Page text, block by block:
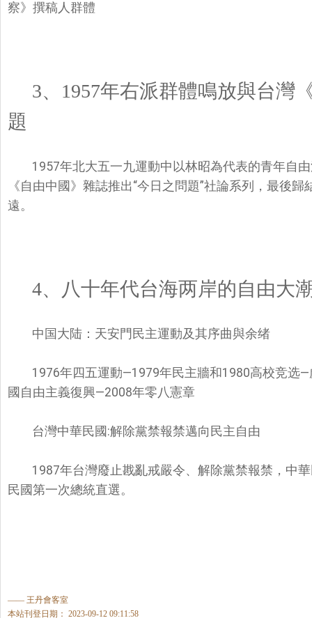
察》撰稿人群體
3、 1957年右派群體鳴放與台灣
題
1957年北大五一九運動中以林昭為代表的青年自
《自由中國》雜誌推出“今日之問題”社論系列，最後
遠。
4、八十年代台海两岸的自由大
中国大陆：天安門民主運動及其序曲與余绪
1976年四五運動—1979年民主牆和1980高校竞选
國自由主義復興—2008年零八憲章
台灣中華民國 :解除黨禁報禁邁向民主自由
1987年台灣廢止戡亂戒嚴令、解除黨禁報禁 ，中
民國第一次總統直選。
—— 王丹會客室
本站刊登日期： 2023-09-12 09:11:58